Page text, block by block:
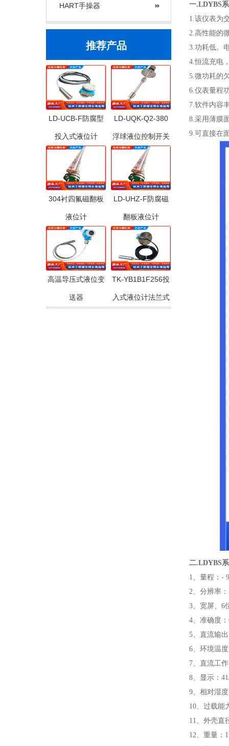
HART手操器
推荐产品
LD-UCB-F防腐型
投入式液位计
LD-UQK-Q2-380
浮球液位控制开关
304衬四氟磁翻板
液位计
LD-UHZ-F防腐磁
翻板液位计
高温导压式液位变
送器
TK-YB1B1F256投
入式液位计法兰式
一.LDYBS
1.该仪表为
2.高性能的
3.功耗低。
4.恒流充电
5.微功耗的
6.仪表量程
7.软件内容
8.采用薄膜
9.可直接在
二.LDYBS
1、量程：-
2、分辨率
3、宽屏、6
4、准确度
5、直流输
6、环境温
7、直流工
8、显示：
9、相对湿
10、过载能
11、外壳直
12、重量：